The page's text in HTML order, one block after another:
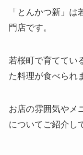
「とんかつ新」
門店です。
若桜町で育ててい
た料理が食べられ
お店の雰囲気やメ
についてご紹介し